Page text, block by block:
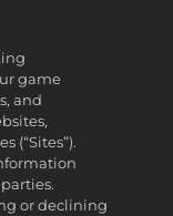
game
and
(“Sites”).
or declining